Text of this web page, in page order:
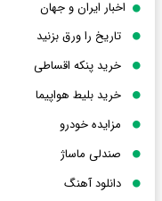
اخبار ایران و جهان
تاریخ را ورق بزنید
خرید پنکه اقساطی
خرید بلیط هواپیما
مزایده خودرو
صندلی ماساژ
دانلود آهنگ